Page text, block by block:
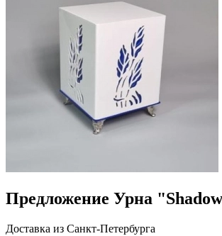
Предложение Урна
Доставка из Санкт-Петербурга